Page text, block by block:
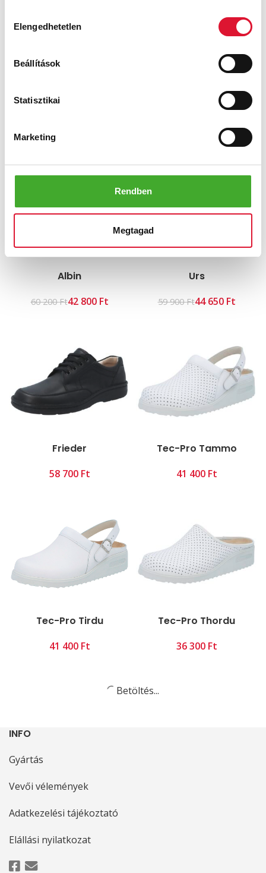
kiválasztása
Elengedhetetlen
Beállítások
Statisztikai
Marketing
Rendben
Megtagad
Daria
AKCIÓ
Albin
60 200Ft42 800 Ft
AKCIÓ
Urs
59 900Ft44 650 Ft
Frieder
Ft
Tec-Pro Tammo
Ft
Tec-Pro Tirdu
Ft
Tec-Pro Thordu
Ft
Betöltés...
INFO
Gyártás
Vevői vélemények
Adatkezelési tájékoztató
Elállási nyilatkozat